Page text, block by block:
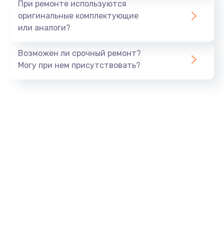
При ремонте используются
оригинальные комплектующие
или аналоги?
Возможен ли срочный ремонт?
Могу при нем присутствовать?